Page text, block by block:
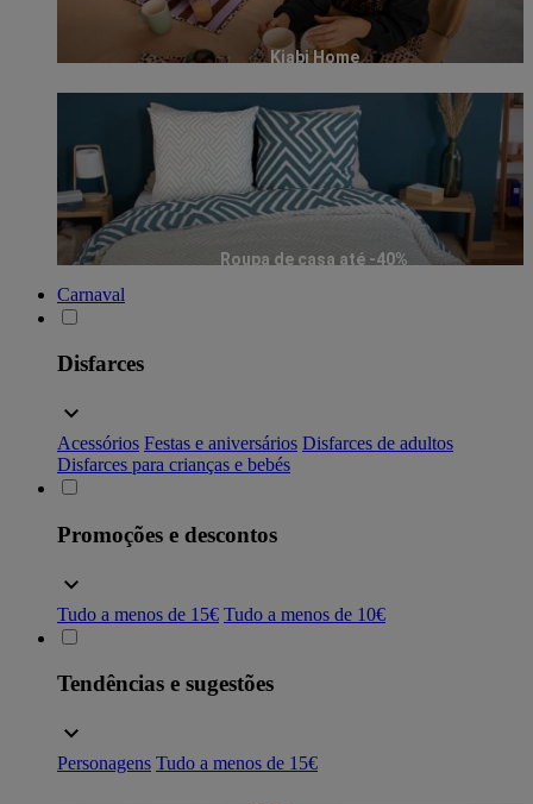
Kiabi Home
Roupa de casa até -40%
Carnaval
Disfarces
Acessórios Festas e aniversários Disfarces de adultos
Disfarces para crianças e bebés
Promoções e descontos
Tudo a menos de 15€ Tudo a menos de 10€
Tendências e sugestões
Personagens Tudo a menos de 15€